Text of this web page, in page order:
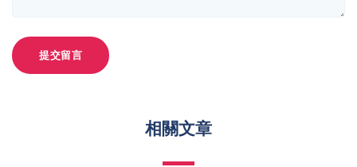
提交留言
相關文章